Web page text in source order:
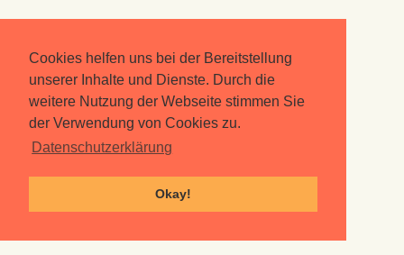
Cookies helfen uns bei der Bereitstellung
unserer Inhalte und Dienste. Durch die
weitere Nutzung der Webseite stimmen Sie
der Verwendung von Cookies zu.
Datenschutzerklärung
Okay!